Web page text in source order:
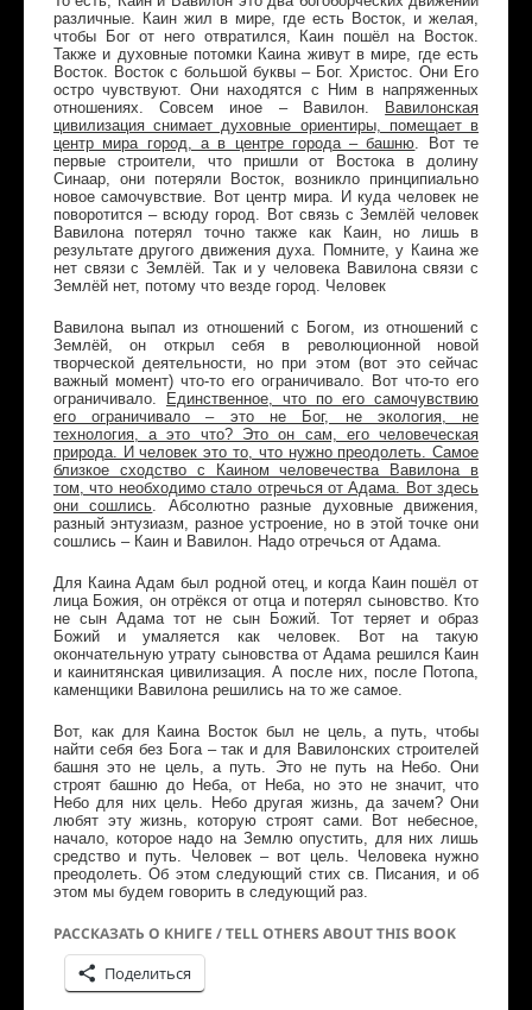
различные. Каин жил в мире, где есть Восток, и желая,
чтобы Бог от него отвратился, Каин пошёл на Восток.
Также и духовные потомки Каина живут в мире, где есть
Восток. Восток с большой буквы – Бог. Христос. Они Его
остро чувствуют. Они находятся с Ним в напряженных
отношениях. Совсем иное – Вавилон.
Вавилонская
цивилизация снимает духовные ориентиры, помещает в
центр мира город, а в центре города – башню. Вот те
первые строители, что пришли от Востока в долину
Синаар, они потеряли Восток, возникло принципиально
новое самочувствие. Вот центр мира. И куда человек не
поворотится – всюду город. Вот связь с Землёй человек
Вавилона потерял точно также как Каин, но лишь в
результате другого движения духа. Помните, у Каина же
нет связи с Землёй. Так и у человека Вавилона связи с
Землёй нет, потому что везде город. Человек
Вавилона выпал из отношений с Богом, из отношений с
Землёй, он открыл себя в революционной новой
творческой деятельности, но при этом (вот это сейчас
важный момент) что-то его ограничивало. Вот что-то его
ограничивало.
Единственное, что по его самочувствию
его ограничивало – это не Бог, не экология, не
технология, а это что? Это он сам, его человеческая
природа. И человек это то, что нужно преодолеть. Самое
близкое сходство с Каином человечества Вавилона в
том, что необходимо стало отречься от Адама. Вот здесь
они сошлись. Абсолютно разные духовные движения,
разный энтузиазм, разное устроение, но в этой точке они
сошлись – Каин и Вавилон. Надо отречься от Адама.
Для Каина Адам был родной отец, и когда Каин пошёл от
лица Божия, он отрёкся от отца и потерял сыновство. Кто
не сын Адама тот не сын Божий. Тот теряет и образ
Божий и умаляется как человек. Вот на такую
окончательную утрату сыновства от Адама решился Каин
и каинитянская цивилизация. А после них, после Потопа,
каменщики Вавилона решились на то же самое.
Вот, как для Каина Восток был не цель, а путь, чтобы
найти себя без Бога – так и для Вавилонских строителей
башня это не цель, а путь. Это не путь на Небо. Они
строят башню до Неба, от Неба, но это не значит, что
Небо для них цель. Небо другая жизнь, да зачем? Они
любят эту жизнь, которую строят сами. Вот небесное,
начало, которое надо на Землю опустить, для них лишь
средство и путь. Человек – вот цель. Человека нужно
преодолеть. Об этом следующий стих св. Писания, и об
этом мы будем говорить в следующий раз.
РАССКАЗАТЬ О КНИГЕ / TELL OTHERS ABOUT THIS BOOK
Поделиться